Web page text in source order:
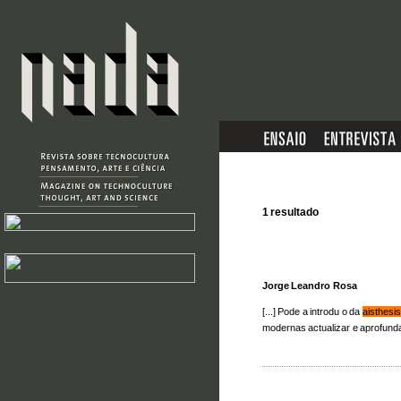
1 resultado
Jorge Leandro Rosa
[...] Pode a introdu o da aisthesis
modernas actualizar e